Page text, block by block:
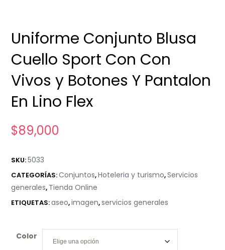
Uniforme Conjunto Blusa
Cuello Sport Con Con
Vivos y Botones Y Pantalon
En Lino Flex
$89,000
SKU:5033
CATEGORÍAS:Conjuntos,Hoteleria y turismo,Servicios
generales, Tienda Online
ETIQUETAS:aseo,imagen,servicios generales
Color